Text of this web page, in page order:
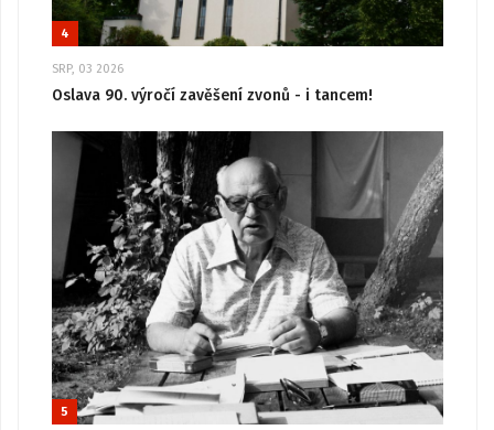
4
SRP, 03 2026
Oslava 90. výročí zavěšení zvonů - i tancem!
5